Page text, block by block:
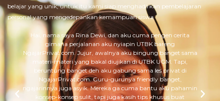
belajar yang unik, untuk itu kami siap menghadirkan pembelajaran
personal yang mengedepankan kemampuan siswa
Hai, nama saya Rina Dewi, dan aku cuma pengen cerita
gimana perjalanan aku nyiapin UTBK bareng
NgajarPrivat.com. Jujur, awalnya aku bingung banget sama
materi-materi yang bakal diujikan di UTBK UGM. Tapi,
beruntung banget deh aku gabung sama les privat di
NgajarPrivat.com. Guru-gurunya friendly banget,
ngajarinnya juga asyik. Mereka ga cuma bantu aku pahamin
konsep-konsep sulit, tapi juga kasih tips khusus buat